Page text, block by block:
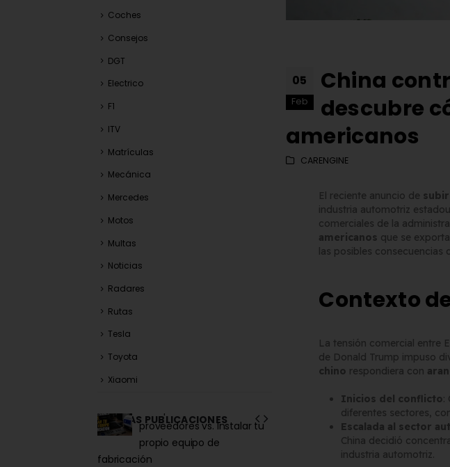
05
Feb
China
descubre
americanos
CARENGINE
El reciente anuncio de
industria automotriz
comerciales de la
americanos que se
las posibles consecuencias
Contexto
La tensión comercial entre
de Donald Trump impuso
chino respondiera con
Inicios del conflicto:
diferentes sectores,
Escalada al sector
China decidió
industria automotriz.
Coches
Consejos
DGT
Electrico
F1
ITV
Matrículas
Mecánica
Mercedes
Motos
Multas
Noticias
Radares
Rutas
Tesla
Toyota
Xiaomi
ÚLTIMAS PUBLICACIONES
proveedores vs. Instalar tu
propio equipo de
fabricación
Matrícula Acrílica para
Ciclomotor y Patinete:
Normativa DGT 2026
27 de mayo de 2026